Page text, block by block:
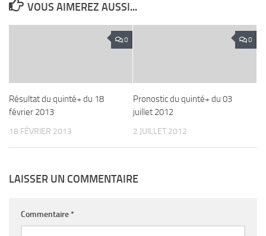
VOUS AIMEREZ AUSSI...
0
Résultat du quinté+ du 18
février 2013
18 FÉVRIER 2013
0
Pronostic du quinté+ du 03
juillet 2012
2 JUILLET 2012
LAISSER UN COMMENTAIRE
Commentaire *